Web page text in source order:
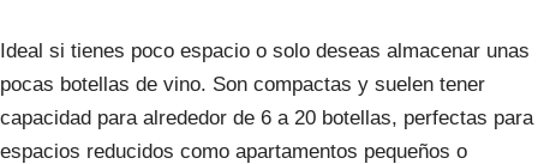
Ideal si tienes poco espacio o solo deseas almacenar unas
pocas botellas de vino. Son compactas y suelen tener
capacidad para alrededor de 6 a 20 botellas, perfectas para
espacios reducidos como apartamentos pequeños o